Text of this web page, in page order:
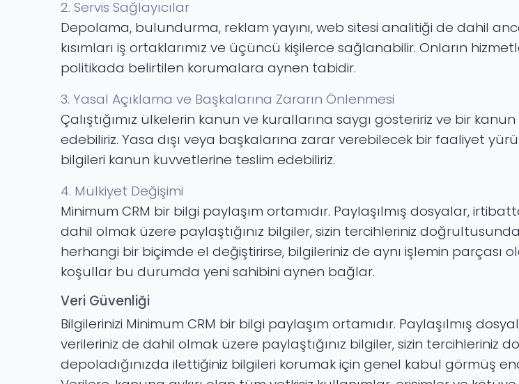
2. Servis Sağlayıcılar
Depolama, bulundurma, reklam yayını, web sitesi analitiği de dahil
kısımları iş ortaklarımız ve üçüncü kişilerce sağlanabilir. Onların
politikada belirtilen korumalara aynen tabidir.
3. Yasal Açıklama ve Başkalarına Zararın Önlenmesi
Çalıştığımız ülkelerin kanun ve kurallarına saygı gösteririz ve bir
edebiliriz. Yasa dışı veya başkalarına zarar verebilecek bir faaliyet
bilgileri kanun kuvvetlerine teslim edebiliriz.
4. Mülkiyet Değişimi
Minimum CRM bir bilgi paylaşım ortamıdır. Paylaşılmış dosyalar,
dahil olmak üzere paylaştığınız bilgiler, sizin tercihleriniz
herhangi bir biçimde el değiştirirse, bilgileriniz de aynı işlemin parçası
koşullar bu durumda yeni sahibini aynen bağlar.
Veri Güvenliği
Bilgilerinizi Minimum CRM bir bilgi paylaşım ortamıdır. Paylaşılmış
verileriniz de dahil olmak üzere paylaştığınız bilgiler, sizin tercihleriniz
depoladığınızda ilettiğiniz bilgileri korumak için genel kabul görmüş